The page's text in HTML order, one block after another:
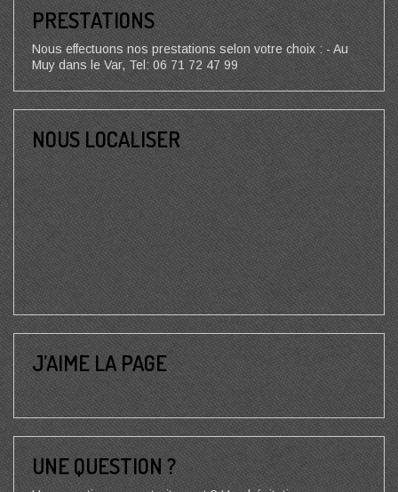
PRESTATIONS
Nous effectuons nos prestations selon votre choix : - Au
Muy dans le Var, Tel: 06 71 72 47 99
NOUS LOCALISER
J’AIME LA PAGE
UNE QUESTION ?